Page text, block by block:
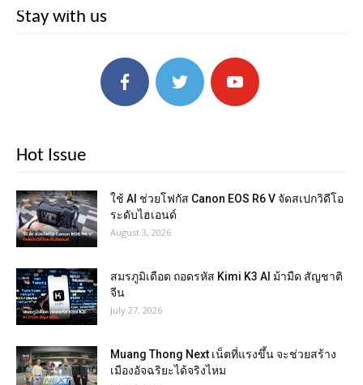
Stay with us
Hot Issue
ใช้ AI ช่วยโฟกัส Canon EOS R6 V จัดสเปกวิดีโอ
ระดับไฮเอนด์
August 3, 2026
สมรภูมิเดือด ถอดรหัส Kimi K3 AI ม้ามืด สัญชาติ
จีน
July 27, 2026
Muang Thong Next เน็ตที่แรงขึ้น จะช่วยสร้าง
เมืองอัจฉริยะได้จริงไหม